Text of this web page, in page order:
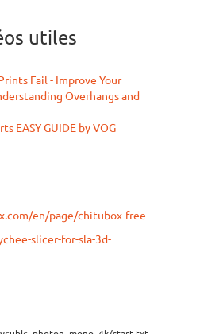
utiles
Fail - Improve Your
Overhangs and
EASY GUIDE by VOG
en/page/chitubox-free
slicer-for-sla-3d-